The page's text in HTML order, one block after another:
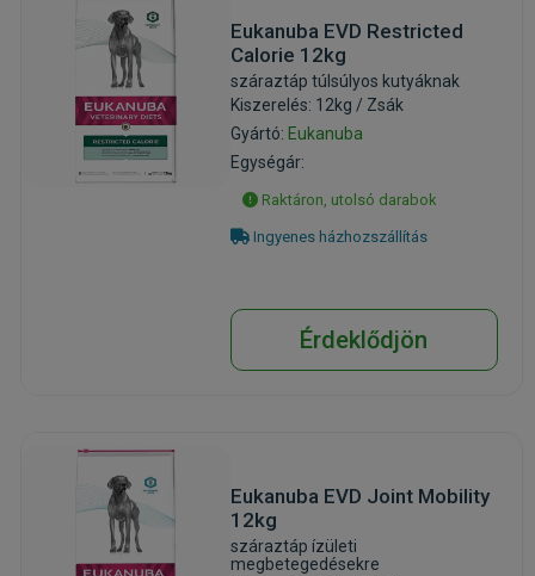
Eukanuba EVD Restricted
Calorie 12kg
száraztáp túlsúlyos kutyáknak
Kiszerelés: 12kg / Zsák
Gyártó: Eukanuba
Egységár:
Raktáron, utolsó darabok
Ingyenes házhozszállítás
Érdeklődjön
Eukanuba EVD Joint Mobility
12kg
száraztáp ízületi
megbetegedésekre